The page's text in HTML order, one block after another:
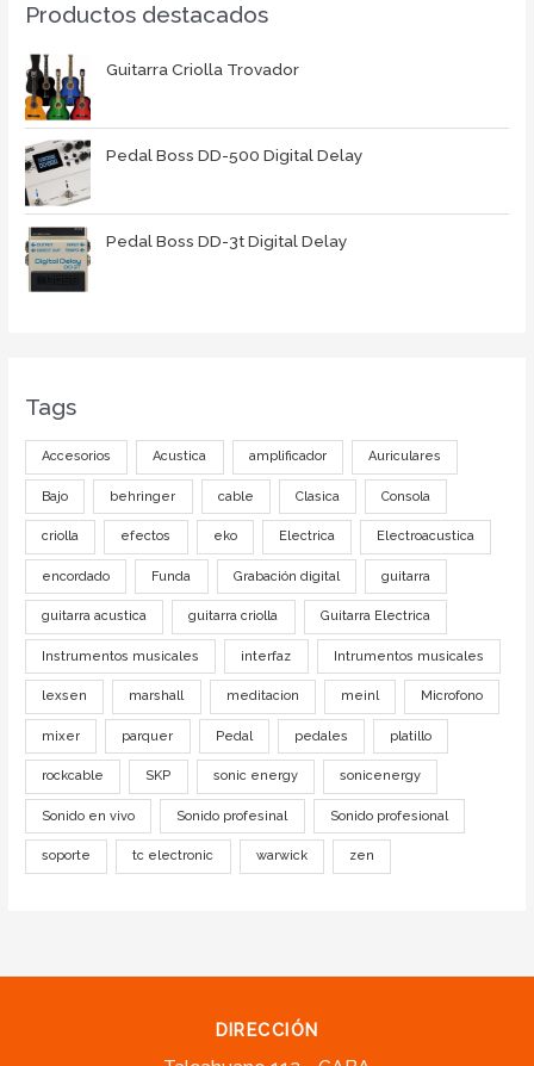
Productos destacados
Guitarra Criolla Trovador
Pedal Boss DD-500 Digital Delay
Pedal Boss DD-3t Digital Delay
Tags
Accesorios Acustica amplificador Auriculares
Bajo behringer cable Clasica Consola
criolla efectos eko Electrica Electroacustica
encordado Funda Grabación digital guitarra
guitarra acustica guitarra criolla Guitarra Electrica
Instrumentos musicales interfaz Intrumentos musicales
lexsen marshall meditacion meinl Microfono
mixer parquer Pedal pedales platillo
rockcable SKP sonic energy sonicenergy
Sonido en vivo Sonido profesinal Sonido profesional
soporte tc electronic warwick zen
DIRECCIÓN